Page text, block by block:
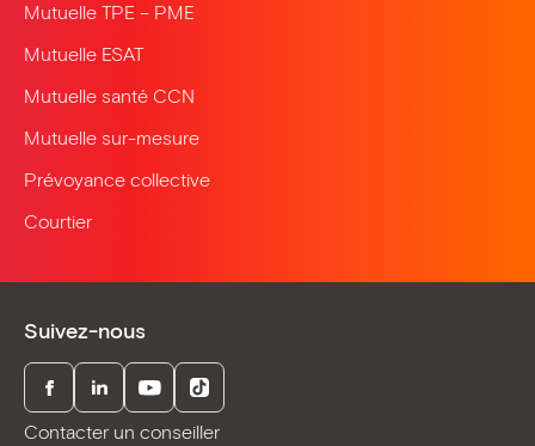
Mutuelle TPE – PME
Mutuelle ESAT
Mutuelle santé CCN
Mutuelle sur-mesure
Prévoyance collective
Courtier
Suivez-nous
FacebookLinkedInYoutubeTikTok
Contacter un conseiller